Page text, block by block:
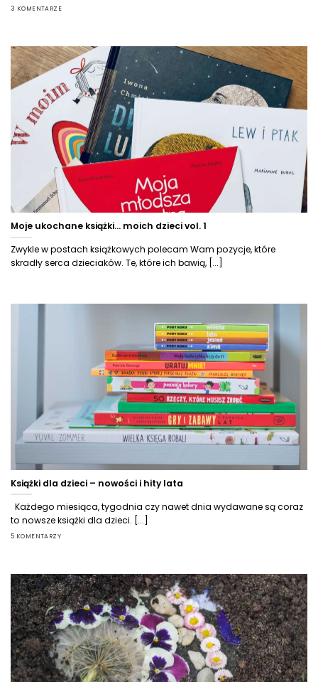
3 KOMENTARZE
Moje ukochane książki… moich dzieci vol. 1
Zwykle w postach książkowych polecam Wam pozycje, które
skradły serca dzieciaków. Te, które ich bawią, [...]
Książki dla dzieci – nowości i hity lata
Każdego miesiąca, tygodnia czy nawet dnia wydawane są coraz
to nowsze książki dla dzieci. [...]
5 KOMENTARZY